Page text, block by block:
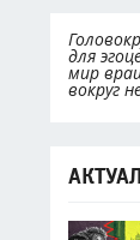
для
мир
вокруг